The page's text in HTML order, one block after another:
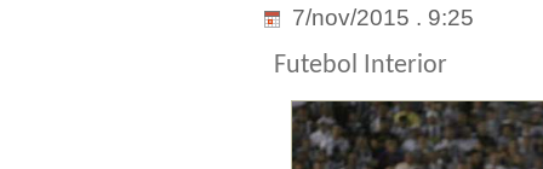
7/nov/2015 . 9:25
Futebol Interior